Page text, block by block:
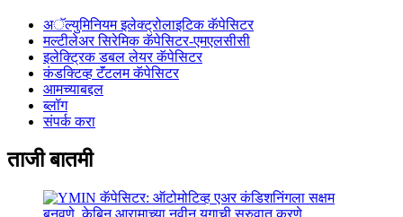
अॅल्युमिनियम इलेक्ट्रोलाइटिक कॅपेसिटर
मल्टीलेअर सिरेमिक कॅपेसिटर-एमएलसीसी
इलेक्ट्रिक डबल लेयर कॅपेसिटर
कंडक्टिव्ह टॅंटलम कॅपेसिटर
आमच्याबद्दल
ब्लॉग
संपर्क करा
ताजी बातमी